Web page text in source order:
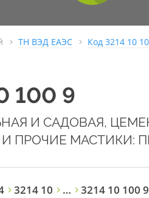
ТН ВЭД ЕАЭС Код 3214 10
100 9
И САДОВАЯ,
ПРОЧИЕ МАСТИКИ:
3214 10 … 3214 10 100 9